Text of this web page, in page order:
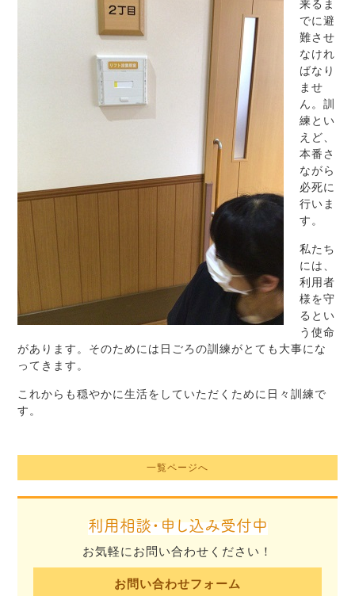
来るま
でに避
難させ
なけれ
ばなり
ませ
ん。訓
練とい
えど、
本番さ
ながら
必死に
行いま
す。
私たち
には、
利用者
様を守
るとい
う使命
があります。そのためには日ごろの訓練がとても大事にな
ってきます。
これからも穏やかに生活をしていただくために日々訓練で
す。
一覧ページへ
利用相談・申し込み受付中
お気軽にお問い合わせください！
お問い合わせフォーム